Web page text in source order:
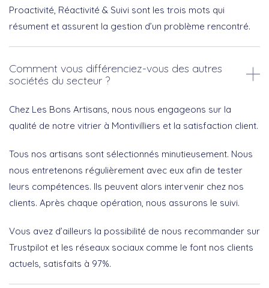
Proactivité, Réactivité & Suivi sont les trois mots qui
résument et assurent la gestion d’un problème rencontré.
Comment vous différenciez-vous des autres
sociétés du secteur ?
Chez Les Bons Artisans, nous nous engageons sur la
qualité de notre vitrier à Montivilliers et la satisfaction client.
Tous nos artisans sont sélectionnés minutieusement. Nous
nous entretenons régulièrement avec eux afin de tester
leurs compétences. Ils peuvent alors intervenir chez nos
clients. Après chaque opération, nous assurons le suivi.
Vous avez d’ailleurs la possibilité de nous recommander sur
Trustpilot et les réseaux sociaux comme le font nos clients
actuels, satisfaits à 97%.